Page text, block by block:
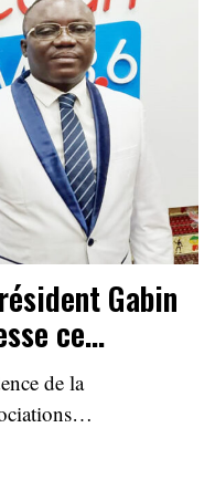
Gabin
ce…
de la